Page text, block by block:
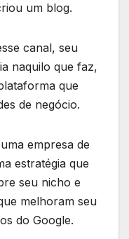
um blog.
canal, seu
naquilo que faz,
que
de negócio.
empresa de
estratégia que
seu nicho e
melhoram seu
do Google.